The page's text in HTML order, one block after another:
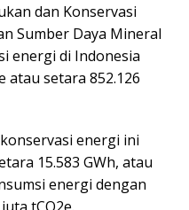
dan Konservasi
Sumber Daya Mineral
energi di Indonesia
atau setara 852.126
energi ini
15.583 GWh, atau
energi dengan